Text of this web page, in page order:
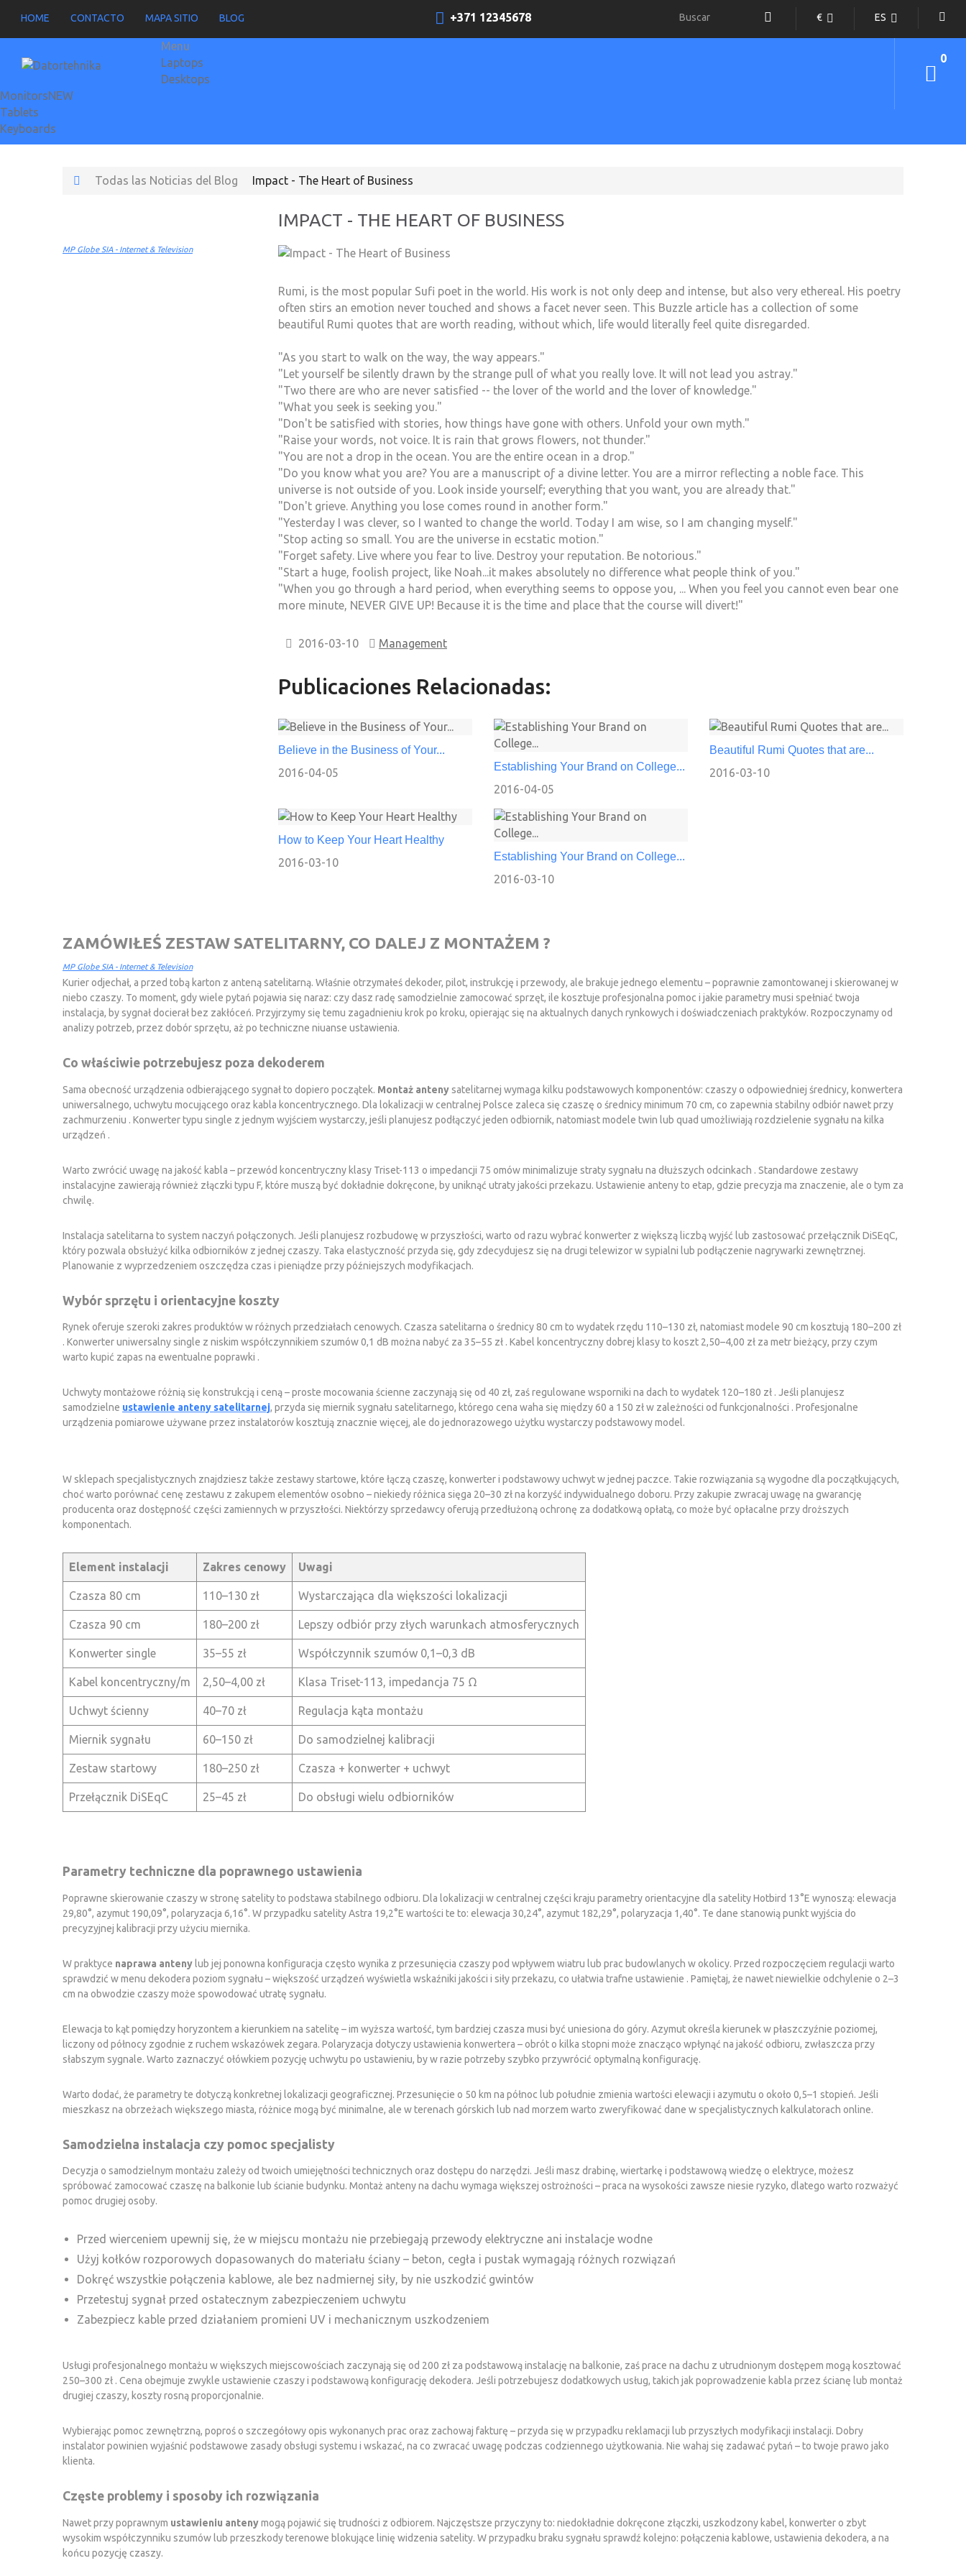
HOME CONTACTO MAPA SITIO BLOG ES
€
+371 12345678
0
Menu
Laptops
Desktops
MonitorsNEW
Tablets
Keyboards
Todas las Noticias del Blog Impact - The Heart of Business
IMPACT - THE HEART OF BUSINESS
Rumi, is the most popular Sufi poet in the world. His work is not only deep and intense, but also very ethereal. His poetry
often stirs an emotion never touched and shows a facet never seen. This Buzzle article has a collection of some
beautiful Rumi quotes that are worth reading, without which, life would literally feel quite disregarded.
"As you start to walk on the way, the way appears."
"Let yourself be silently drawn by the strange pull of what you really love. It will not lead you astray."
"Two there are who are never satisfied -- the lover of the world and the lover of knowledge."
"What you seek is seeking you."
"Don't be satisfied with stories, how things have gone with others. Unfold your own myth."
"Raise your words, not voice. It is rain that grows flowers, not thunder."
"You are not a drop in the ocean. You are the entire ocean in a drop."
"Do you know what you are? You are a manuscript oƒ a divine letter. You are a mirror reflecting a noble face. This
universe is not outside of you. Look inside yourself; everything that you want, you are already that."
"Don't grieve. Anything you lose comes round in another form."
"Yesterday I was clever, so I wanted to change the world. Today I am wise, so I am changing myself."
"Stop acting so small. You are the universe in ecstatic motion."
"Forget safety. Live where you fear to live. Destroy your reputation. Be notorious."
"Start a huge, foolish project, like Noah...it makes absolutely no difference what people think of you."
"When you go through a hard period, when everything seems to oppose you, ... When you feel you cannot even bear one
more minute, NEVER GIVE UP! Because it is the time and place that the course will divert!"
2016-03-10 Management
Publicaciones Relacionadas:
Believe in the Business of Your...
2016-04-05 Establishing Your Brand on College...
2016-04-05
Beautiful Rumi Quotes that are...
2016-03-10
How to Keep Your Heart Healthy
2016-03-10 Establishing Your Brand on College...
2016-03-10
MP Globe SIA - Internet & Television
ZAMÓWIŁEŚ ZESTAW SATELITARNY, CO DALEJ Z MONTAŻEM ?
MP Globe SIA - Internet & Television
Kurier odjechał, a przed tobą karton z anteną satelitarną. Właśnie otrzymałeś dekoder, pilot, instrukcję i przewody, ale brakuje jednego elementu – poprawnie zamontowanej i skierowanej w
niebo czaszy. To moment, gdy wiele pytań pojawia się naraz: czy dasz radę samodzielnie zamocować sprzęt, ile kosztuje profesjonalna pomoc i jakie parametry musi spełniać twoja
instalacja, by sygnał docierał bez zakłóceń. Przyjrzymy się temu zagadnieniu krok po kroku, opierając się na aktualnych danych rynkowych i doświadczeniach praktyków. Rozpoczynamy od
analizy potrzeb, przez dobór sprzętu, aż po techniczne niuanse ustawienia.
Co właściwie potrzebujesz poza dekoderem
Sama obecność urządzenia odbierającego sygnał to dopiero początek. Montaż anteny satelitarnej wymaga kilku podstawowych komponentów: czaszy o odpowiedniej średnicy, konwertera
uniwersalnego, uchwytu mocującego oraz kabla koncentrycznego. Dla lokalizacji w centralnej Polsce zaleca się czaszę o średnicy minimum 70 cm, co zapewnia stabilny odbiór nawet przy
zachmurzeniu . Konwerter typu single z jednym wyjściem wystarczy, jeśli planujesz podłączyć jeden odbiornik, natomiast modele twin lub quad umożliwiają rozdzielenie sygnału na kilka
urządzeń .
Warto zwrócić uwagę na jakość kabla – przewód koncentryczny klasy Triset-113 o impedancji 75 omów minimalizuje straty sygnału na dłuższych odcinkach . Standardowe zestawy
instalacyjne zawierają również złączki typu F, które muszą być dokładnie dokręcone, by uniknąć utraty jakości przekazu. Ustawienie antenyto etap, gdzie precyzja ma znaczenie, ale o tym za
chwilę.
Instalacja satelitarna to system naczyń połączonych. Jeśli planujesz rozbudowę w przyszłości, warto od razu wybrać konwerter z większą liczbą wyjść lub zastosować przełącznik DiSEqC,
który pozwala obsłużyć kilka odbiorników z jednej czaszy. Taka elastyczność przyda się, gdy zdecydujesz się na drugi telewizor w sypialni lub podłączenie nagrywarki zewnętrznej.
Planowanie z wyprzedzeniem oszczędza czas i pieniądze przy późniejszych modyfikacjach.
Wybór sprzętu i orientacyjne koszty
Rynek oferuje szeroki zakres produktów w różnych przedziałach cenowych. Czasza satelitarna o średnicy 80 cm to wydatek rzędu 110–130 zł, natomiast modele 90 cm kosztują 180–200 zł
. Konwerter uniwersalny single z niskim współczynnikiem szumów 0,1 dB można nabyć za 35–55 zł . Kabel koncentryczny dobrej klasy to koszt 2,50–4,00 zł za metr bieżący, przy czym
warto kupić zapas na ewentualne poprawki .
Uchwyty montażowe różnią się konstrukcją i ceną – proste mocowania ścienne zaczynają się od 40 zł, zaś regulowane wsporniki na dach to wydatek 120–180 zł . Jeśli planujesz
samodzielne ustawienie anteny satelitarnej, przyda się miernik sygnału satelitarnego, którego cena waha się między 60 a 150 zł w zależności od funkcjonalności . Profesjonalne
urządzenia pomiarowe używane przez instalatorów kosztują znacznie więcej, ale do jednorazowego użytku wystarczy podstawowy model.
W sklepach specjalistycznych znajdziesz także zestawy startowe, które łączą czaszę, konwerter i podstawowy uchwyt w jednej paczce. Takie rozwiązania są wygodne dla początkujących,
choć warto porównać cenę zestawu z zakupem elementów osobno – niekiedy różnica sięga 20–30 zł na korzyść indywidualnego doboru. Przy zakupie zwracaj uwagę na gwarancję
producenta oraz dostępność części zamiennych w przyszłości. Niektórzy sprzedawcy oferują przedłużoną ochronę za dodatkową opłatą, co może być opłacalne przy droższych
komponentach.
Element instalacji Zakres cenowy Uwagi
Czasza 80 cm 110–130 zł Wystarczająca dla większości lokalizacji
Czasza 90 cm 180–200 zł Lepszy odbiór przy złych warunkach atmosferycznych
Konwerter single 35–55 zł Współczynnik szumów 0,1–0,3 dB
Kabel koncentryczny/m 2,50–4,00 zł Klasa Triset-113, impedancja 75 Ω
Uchwyt ścienny 40–70 zł Regulacja kąta montażu
Miernik sygnału 60–150 zł Do samodzielnej kalibracji
Zestaw startowy 180–250 zł Czasza + konwerter + uchwyt
Przełącznik DiSEqC 25–45 zł Do obsługi wielu odbiorników
Parametry techniczne dla poprawnego ustawienia
Poprawne skierowanie czaszy w stronę satelity to podstawa stabilnego odbioru. Dla lokalizacji w centralnej części kraju parametry orientacyjne dla satelity Hotbird 13°E wynoszą: elewacja
29,80°, azymut 190,09°, polaryzacja 6,16°. W przypadku satelity Astra 19,2°E wartości te to: elewacja 30,24°, azymut 182,29°, polaryzacja 1,40°. Te dane stanowią punkt wyjścia do
precyzyjnej kalibracji przy użyciu miernika.
W praktyce naprawa anteny lub jej ponowna konfiguracja często wynika z przesunięcia czaszy pod wpływem wiatru lub prac budowlanych w okolicy. Przed rozpoczęciem regulacji warto
sprawdzić w menu dekodera poziom sygnału – większość urządzeń wyświetla wskaźniki jakości i siły przekazu, co ułatwia trafne ustawienie . Pamiętaj, że nawet niewielkie odchylenie o 2–3
cm na obwodzie czaszy może spowodować utratę sygnału.
Elewacja to kąt pomiędzy horyzontem a kierunkiem na satelitę – im wyższa wartość, tym bardziej czasza musi być uniesiona do góry. Azymut określa kierunek w płaszczyźnie poziomej,
liczony od północy zgodnie z ruchem wskazówek zegara. Polaryzacja dotyczy ustawienia konwertera – obrót o kilka stopni może znacząco wpłynąć na jakość odbioru, zwłaszcza przy
słabszym sygnale. Warto zaznaczyć ołówkiem pozycję uchwytu po ustawieniu, by w razie potrzeby szybko przywrócić optymalną konfigurację.
Warto dodać, że parametry te dotyczą konkretnej lokalizacji geograficznej. Przesunięcie o 50 km na północ lub południe zmienia wartości elewacji i azymutu o około 0,5–1 stopień. Jeśli
mieszkasz na obrzeżach większego miasta, różnice mogą być minimalne, ale w terenach górskich lub nad morzem warto zweryfikować dane w specjalistycznych kalkulatorach online.
Samodzielna instalacja czy pomoc specjalisty
Decyzja o samodzielnym montażu zależy od twoich umiejętności technicznych oraz dostępu do narzędzi. Jeśli masz drabinę, wiertarkę i podstawową wiedzę o elektryce, możesz
spróbować zamocować czaszę na balkonie lub ścianie budynku. Montaż antenyna dachu wymaga większej ostrożności – praca na wysokości zawsze niesie ryzyko, dlatego warto rozważyć
pomoc drugiej osoby.
Przed wierceniem upewnij się, że w miejscu montażu nie przebiegają przewody elektryczne ani instalacje wodne
Użyj kołków rozporowych dopasowanych do materiału ściany – beton, cegła i pustak wymagają różnych rozwiązań
Dokręć wszystkie połączenia kablowe, ale bez nadmiernej siły, by nie uszkodzić gwintów
Przetestuj sygnał przed ostatecznym zabezpieczeniem uchwytu
Zabezpiecz kable przed działaniem promieni UV i mechanicznym uszkodzeniem
Usługi profesjonalnego montażu w większych miejscowościach zaczynają się od 200 zł za podstawową instalację na balkonie, zaś prace na dachu z utrudnionym dostępem mogą kosztować
250–300 zł . Cena obejmuje zwykle ustawienie czaszy i podstawową konfigurację dekodera. Jeśli potrzebujesz dodatkowych usług, takich jak poprowadzenie kabla przez ścianę lub montaż
drugiej czaszy, koszty rosną proporcjonalnie.
Wybierając pomoc zewnętrzną, poproś o szczegółowy opis wykonanych prac oraz zachowaj fakturę – przyda się w przypadku reklamacji lub przyszłych modyfikacji instalacji. Dobry
instalator powinien wyjaśnić podstawowe zasady obsługi systemu i wskazać, na co zwracać uwagę podczas codziennego użytkowania. Nie wahaj się zadawać pytań – to twoje prawo jako
klienta.
Częste problemy i sposoby ich rozwiązania
Nawet przy poprawnym ustawieniu antenymogą pojawić się trudności z odbiorem. Najczęstsze przyczyny to: niedokładnie dokręcone złączki, uszkodzony kabel, konwerter o zbyt
wysokim współczynniku szumów lub przeszkody terenowe blokujące linię widzenia satelity. W przypadku braku sygnału sprawdź kolejno: połączenia kablowe, ustawienia dekodera, a na
końcu pozycję czaszy.